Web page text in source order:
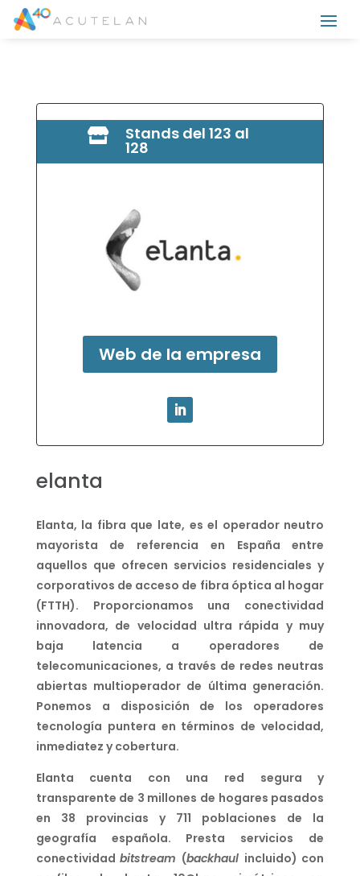
 Stands del 123 al
128
Web de la empresa
elanta
Elanta, la fibra que late, es el operador neutro
mayorista de referencia en España entre
aquellos que ofrecen servicios residenciales y
corporativos de acceso de fibra óptica al hogar
(FTTH). Proporcionamos una conectividad
innovadora, de velocidad ultra rápida y muy
baja latencia a operadores de
telecomunicaciones, a través de redes neutras
abiertas multioperador de última generación.
Ponemos a disposición de los operadores
tecnología puntera en términos de velocidad,
inmediatez y cobertura.
Elanta cuenta con una red segura y
transparente de 3 millones de hogares pasados
en 38 provincias y 711 poblaciones de la
geografía española. Presta servicios de
conectividadbitstream (backhaul incluido) con